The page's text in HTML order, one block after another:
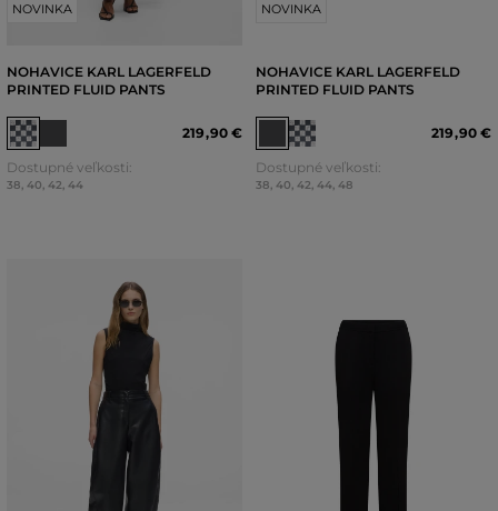
NOVINKA
NOHAVICE KARL LAGERFELD
PRINTED FLUID PANTS
219,90 €
Dostupné veľkosti:
38, 40, 42, 44
NOVINKA
NOHAVICE KARL LAGERFELD
PRINTED FLUID PANTS
219,90 €
Dostupné veľkosti:
38, 40, 42, 44, 48